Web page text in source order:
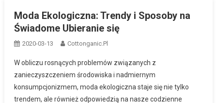
Moda Ekologiczna: Trendy i Sposoby na
Świadome Ubieranie się
2020-03-13 Cottonganic.pl
W obliczu rosnących problemów związanych z
zanieczyszczeniem środowiska i nadmiernym
konsumpcjonizmem, moda ekologiczna staje się nie tylko
trendem, ale również odpowiedzią na nasze codzienne